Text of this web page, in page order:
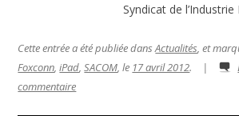
Syndicat de
Cette entrée a été publiée dansActualités, et
Foxconn,iPad,SACOM, le 17 avril 2012. |
commentaire